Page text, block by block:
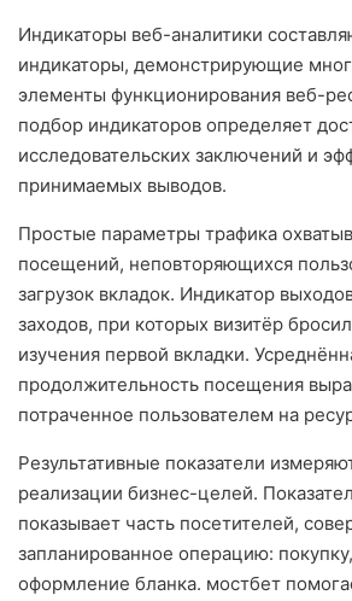
Индикаторы веб-аналитики
индикаторы, демонстрирующие
элементы функционирования веб-
подбор индикаторов определяет
исследовательских заключений и
принимаемых выводов.
Простые параметры трафика
посещений, неповторяющихся
загрузок вкладок. Индикатор
заходов, при которых визитёр
изучения первой вкладки.
продолжительность посещения
потраченное пользователем на
Результативные показатели
реализации бизнес-целей.
показывает часть посетителей,
запланированное операцию:
оформление бланка. мостбет